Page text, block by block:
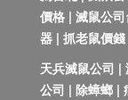
價格 | 滅鼠公
器 | 抓老鼠價
天兵滅鼠公司 |
公司 | 除蟑螂 |